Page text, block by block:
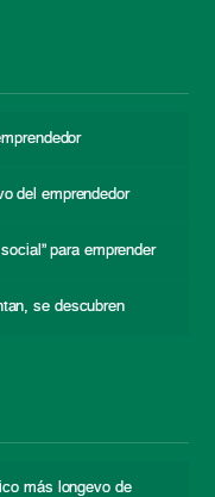
del emprendedor
para emprender
se descubren
más longevo de